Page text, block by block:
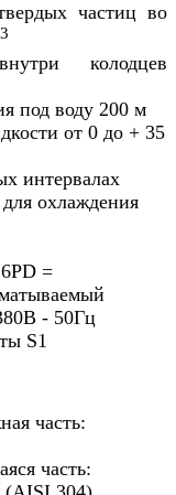
частиц во
3
колодцев
под воду 200 м
от 0 до + 35
интервалах
охлаждения
=
- 50Гц
S1
часть:
часть: